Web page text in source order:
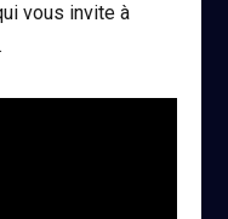
vous invite à